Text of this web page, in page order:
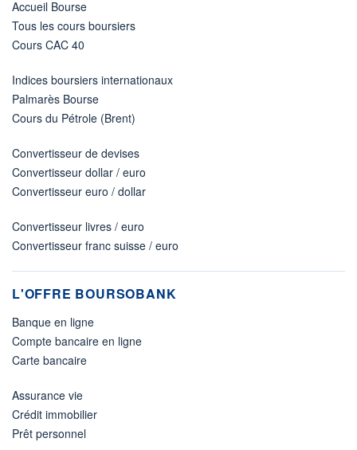
Accueil Bourse
Tous les cours boursiers
Cours CAC 40
Indices boursiers internationaux
Palmarès Bourse
Cours du Pétrole (Brent)
Convertisseur de devises
Convertisseur dollar / euro
Convertisseur euro / dollar
Convertisseur livres / euro
Convertisseur franc suisse / euro
L'OFFRE BOURSOBANK
Banque en ligne
Compte bancaire en ligne
Carte bancaire
Assurance vie
Crédit immobilier
Prêt personnel